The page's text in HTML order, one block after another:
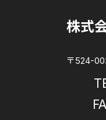
株式
〒524-